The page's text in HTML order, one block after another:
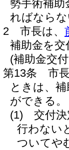
勢手術補助
ればなら
2
市長は、
補助金を
(補助金交
第13条
市
ときは、
ができる。
(1)
交付
行わない
ついてや